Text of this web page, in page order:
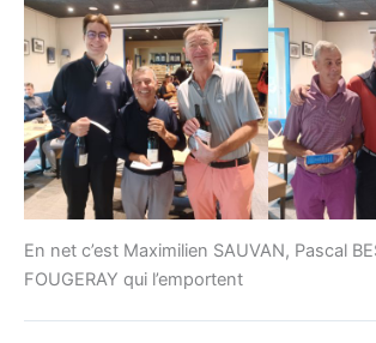
En net c’est Maximilien SAUVAN, Pascal
FOUGERAY qui l’emportent